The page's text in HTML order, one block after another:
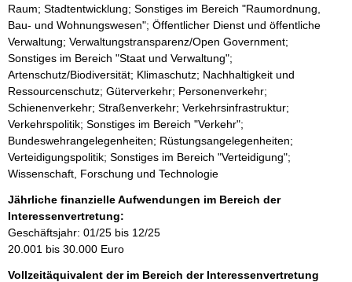
Raum; Stadtentwicklung; Sonstiges im Bereich "Raumordnung,
Bau- und Wohnungswesen"; Öffentlicher Dienst und öffentliche
Verwaltung; Verwaltungstransparenz/Open Government;
Sonstiges im Bereich "Staat und Verwaltung";
Artenschutz/Biodiversität; Klimaschutz; Nachhaltigkeit und
Ressourcenschutz; Güterverkehr; Personenverkehr;
Schienenverkehr; Straßenverkehr; Verkehrsinfrastruktur;
Verkehrspolitik; Sonstiges im Bereich "Verkehr";
Bundeswehrangelegenheiten; Rüstungsangelegenheiten;
Verteidigungspolitik; Sonstiges im Bereich "Verteidigung";
Wissenschaft, Forschung und Technologie
Jährliche finanzielle Aufwendungen im Bereich der
Interessenvertretung:
Geschäftsjahr: 01/25 bis 12/25
20.001 bis 30.000 Euro
Vollzeitäquivalent der im Bereich der Interessenvertretung